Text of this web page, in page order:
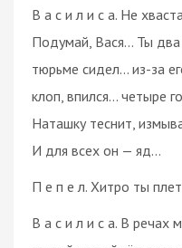
В а с и л и с а. Не
Подумай, Вася… Ты
тюрьме сидел… из-за
клоп, впился… четыре
Наташку теснит,
И для всех он — яд…
П е п е л. Хитро ты
В а с и л и с а. В речах